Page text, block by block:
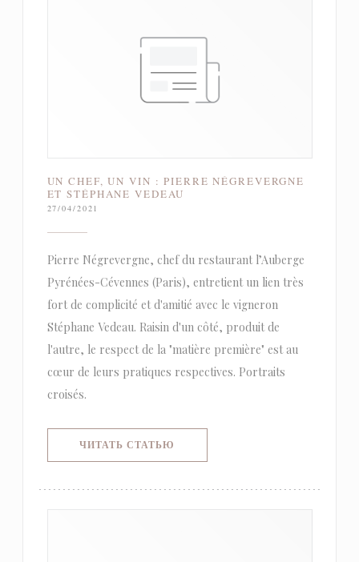
UN CHEF, UN VIN : PIERRE NÉGREVERGNE
ET STÉPHANE VEDEAU
27/04/2021
Pierre Négrevergne, chef du restaurant l’Auberge
Pyrénées-Cévennes (Paris), entretient un lien très
fort de complicité et d'amitié avec le vigneron
Stéphane Vedeau. Raisin d'un côté, produit de
l'autre, le respect de la "matière première" est au
cœur de leurs pratiques respectives. Portraits
croisés.
ЧИТАТЬ СТАТЬЮ